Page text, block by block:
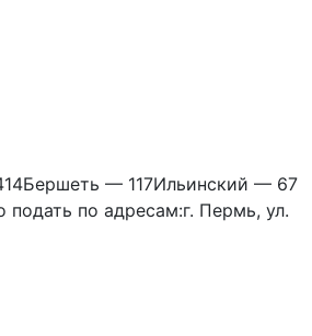
— 117Ильинский — 67
по адресам:г. Пермь, ул.